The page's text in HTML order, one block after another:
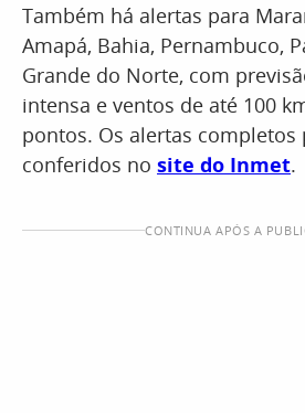
Também há alertas para
Amapá, Bahia, Pernambuco,
Grande do Norte, com
intensa e ventos de até 100
pontos. Os alertas completos
conferidos no site do Inmet.
CONTINUA APÓS A